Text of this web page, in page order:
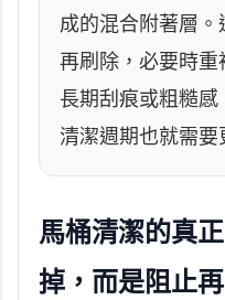
成的混合附著層。
再刷除，必要時
長期刮痕或粗糙感
清潔週期也就需要
馬桶清潔的真
掉，而是阻止